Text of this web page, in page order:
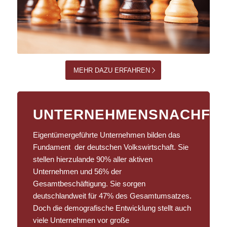
MEHR DAZU ERFAHREN
Eigentümergeführte Unternehmen bilden das
Fundament der deutschen Volkswirtschaft. Sie
stellen hierzulande 90% aller aktiven
Unternehmen und 56% der
Gesamtbeschäftigung. Sie sorgen
deutschlandweit für 47% des Gesamtumsatzes.
Doch die demografische Entwicklung stellt auch
viele Unternehmen vor große